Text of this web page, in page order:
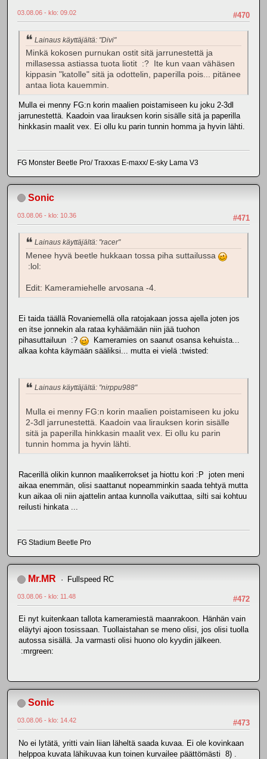
#470
03.08.06 - klo: 09.02
Lainaus käyttäjältä: "Divi"
Minkä kokosen purnukan ostit sitä jarrunestettä ja
millasessa astiassa tuota liotit :? Ite kun vaan vähäsen
kippasin "katolle" sitä ja odottelin, paperilla pois... pitänee
antaa liota kauemmin.
Mulla ei menny FG:n korin maalien poistamiseen ku joku 2-3dl
jarrunestettä. Kaadoin vaa lirauksen korin sisälle sitä ja paperilla
hinkkasin maalit vex. Ei ollu ku parin tunnin homma ja hyvin lähti.
FG Monster Beetle Pro/ Traxxas E-maxx/ E-sky Lama V3
Sonic
#471
03.08.06 - klo: 10.36
Lainaus käyttäjältä: "racer"
Menee hyvä beetle hukkaan tossa piha suttailussa
:lol:
Edit: Kameramiehelle arvosana -4.
Ei taida täällä Rovaniemellä olla ratojakaan jossa ajella joten jos
en itse jonnekin ala rataa kyhäämään niin jää tuohon
pihasuttailuun :?
Kameramies on saanut osansa kehuista...
alkaa kohta käymään sääliksi... mutta ei vielä :twisted:
Lainaus käyttäjältä: "nirppu988"
Mulla ei menny FG:n korin maalien poistamiseen ku joku
2-3dl jarrunestettä. Kaadoin vaa lirauksen korin sisälle
sitä ja paperilla hinkkasin maalit vex. Ei ollu ku parin
tunnin homma ja hyvin lähti.
Racerillä olikin kunnon maalikerrokset ja hiottu kori :P joten meni
aikaa enemmän, olisi saattanut nopeamminkin saada tehtyä mutta
kun aikaa oli niin ajattelin antaa kunnolla vaikuttaa, silti sai kohtuu
reilusti hinkata ...
FG Stadium Beetle Pro
Mr.MR Fullspeed RC
#472
03.08.06 - klo: 11.48
Ei nyt kuitenkaan tallota kameramiestä maanrakoon. Hänhän vain
eläytyi ajoon tosissaan. Tuollaistahan se meno olisi, jos olisi tuolla
autossa sisällä. Ja varmasti olisi huono olo kyydin jälkeen.
:mrgreen:
Sonic
#473
03.08.06 - klo: 14.42
No ei lytätä, yritti vain liian läheltä saada kuvaa. Ei ole kovinkaan
helppoa kuvata lähikuvaa kun toinen kurvailee päättömästi 8) .